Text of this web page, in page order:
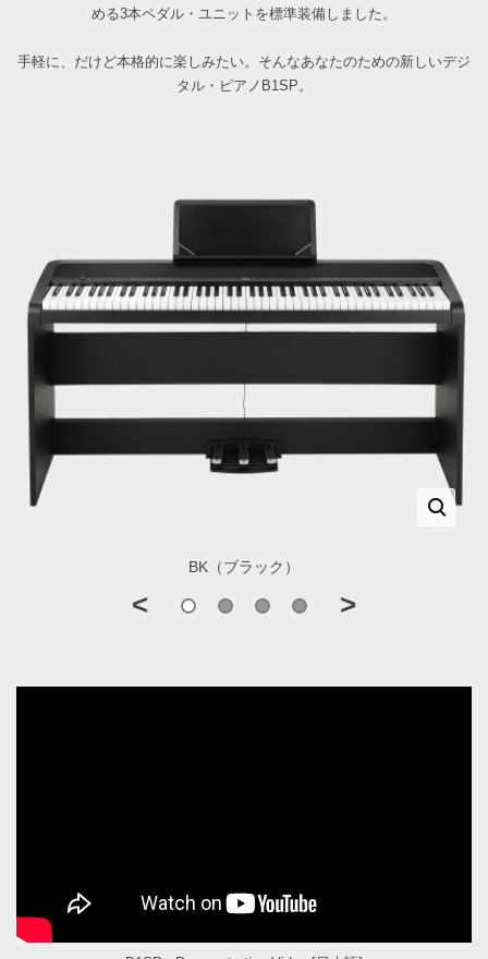
める3本ペダル・ユニットを標準装備しました。
手軽に、だけど本格的に楽しみたい。そんなあなたのための新しいデジ
タル・ピアノB1SP。
BK（ブラック）
< >